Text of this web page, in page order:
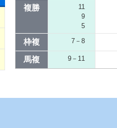
複勝
11
9
5
枠複 7－8
馬複 9－11